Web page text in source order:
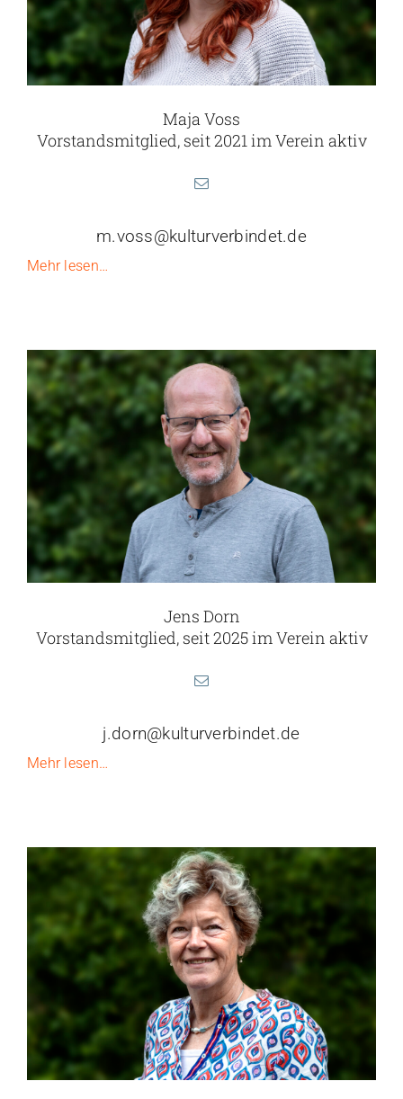
Maja Voss
Vorstandsmitglied, seit 2021 im Verein aktiv
m.voss@kulturverbindet.de
Mehr lesen…
Jens Dorn
Vorstandsmitglied, seit 2025 im Verein aktiv
j.dorn@kulturverbindet.de
Mehr lesen…